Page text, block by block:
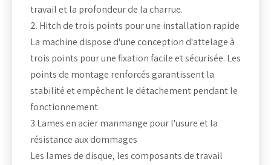
travail et la profondeur de la charrue.
2. Hitch de trois points pour une installation rapide
La machine dispose d'une conception d'attelage à
trois points pour une fixation facile et sécurisée. Les
points de montage renforcés garantissent la
stabilité et empêchent le détachement pendant le
fonctionnement.
3.Lames en acier manmange pour l'usure et la
résistance aux dommages
Les lames de disque, les composants de travail